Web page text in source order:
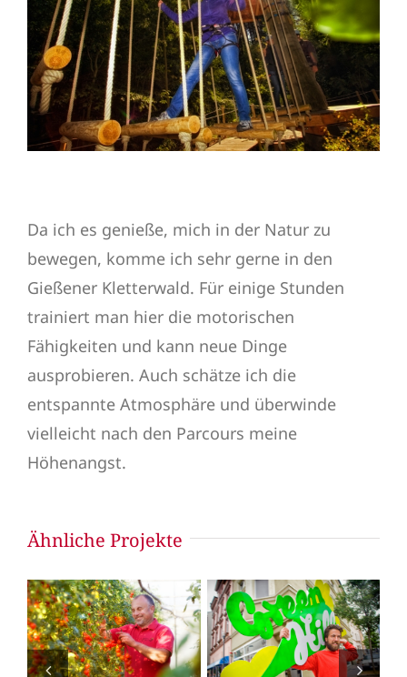
Da ich es genieße, mich in der Natur zu
bewegen, komme ich sehr gerne in den
Gießener Kletterwald. Für einige Stunden
trainiert man hier die motorischen
Fähigkeiten und kann neue Dinge
ausprobieren. Auch schätze ich die
entspannte Atmosphäre und überwinde
vielleicht nach den Parcours meine
Höhenangst.
Ähnliche Projekte